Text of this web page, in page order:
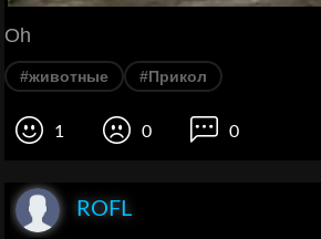
Oh
#животные #Прикол
1 0 0
ROFL